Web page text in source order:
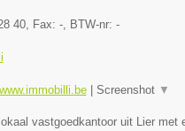
40, Fax: -, BTW-nr: -
| Screenshot ▼
vastgoedkantoor uit Lier met